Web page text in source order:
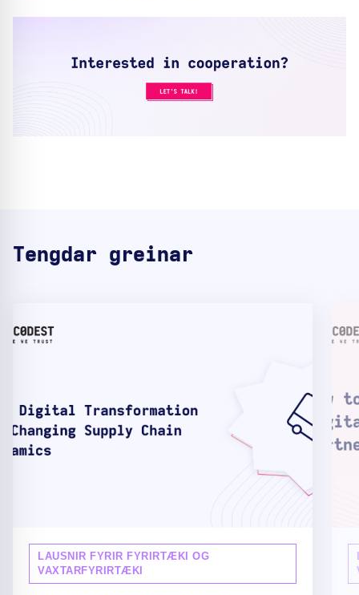
Tengdar greinar
LAUSNIR FYRIR FYRIRTÆKI OG
VAXTARFYRIRTÆKI